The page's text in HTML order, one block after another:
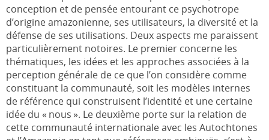
conception et de pensée entourant ce psychotrope
d’origine amazonienne, ses utilisateurs, la diversité et la
défense de ses utilisations. Deux aspects me paraissent
particulièrement notoires. Le premier concerne les
thématiques, les idées et les approches associées à la
perception générale de ce que l’on considère comme
constituant la communauté, soit les modèles internes
de référence qui construisent l’identité et une certaine
idée du « nous ». Le deuxième porte sur la relation de
cette communauté internationale avec les Autochtones